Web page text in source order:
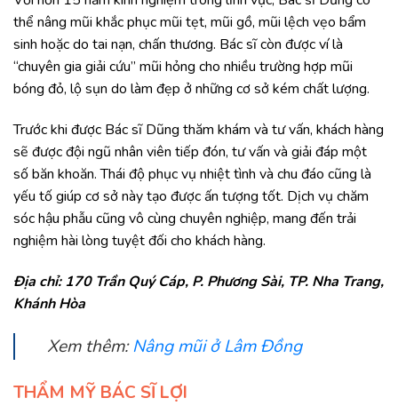
thể nâng mũi khắc phục mũi tẹt, mũi gồ, mũi lệch vẹo bẩm
sinh hoặc do tai nạn, chấn thương. Bác sĩ còn được ví là
“chuyên gia giải cứu” mũi hỏng cho nhiều trường hợp mũi
bóng đỏ, lộ sụn do làm đẹp ở những cơ sở kém chất lượng.
Trước khi được Bác sĩ Dũng thăm khám và tư vấn, khách hàng
sẽ được đội ngũ nhân viên tiếp đón, tư vấn và giải đáp một
số băn khoăn. Thái độ phục vụ nhiệt tình và chu đáo cũng là
yếu tố giúp cơ sở này tạo được ấn tượng tốt. Dịch vụ chăm
sóc hậu phẫu cũng vô cùng chuyên nghiệp, mang đến trải
nghiệm hài lòng tuyệt đối cho khách hàng.
Địa chỉ: 170 Trần Quý Cáp, P. Phương Sài, TP. Nha Trang,
Khánh Hòa
Xem thêm:Nâng mũi ở Lâm Đồng
THẨM MỸ BÁC SĨ LỢI​